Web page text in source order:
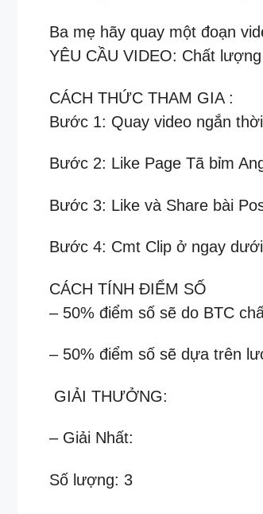
Ba mẹ hãy quay một đoạn
YÊU CẦU VIDEO: Chất
CÁCH THỨC THAM GIA :
Bước 1: Quay video ngắn
Bước 2: Like Page Tã bỉm
Bước 3: Like và Share bài
Bước 4: Cmt Clip ở ngay
CÁCH TÍNH ĐIỂM SỐ
– 50% điểm số sẽ do BTC
– 50% điểm số sẽ dựa trên
️ GIẢI THƯỞNG:
– Giải Nhất:
Số lượng: 3